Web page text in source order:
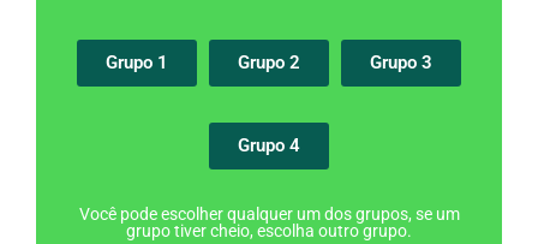
Grupo 1 Grupo 2 Grupo 3
Grupo 4
Você pode escolher qualquer um dos grupos, se um
grupo tiver cheio, escolha outro grupo.